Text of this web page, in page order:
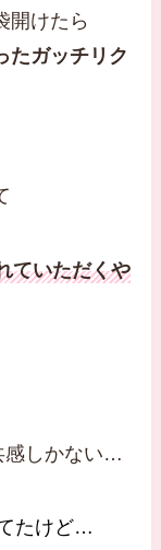
開けたら
たガッチリク
ていただくや
感しかない…
たけど…